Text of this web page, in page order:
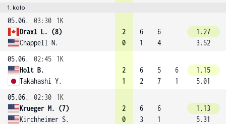
1. kolo
05.06. 03:30
1K
Draxl L. (8)
Chappell N.
2
0
6
1
6
4
1.27
3.52
05.06.
02:45
1K
Holt B.
Takahashi Y.
2
1
6
2
5
7
6
1
1.15
5.01
05.06.
02:30
1K
Krueger M. (7)
Kirchheimer S.
2
0
6
3
6
1
1.13
5.31